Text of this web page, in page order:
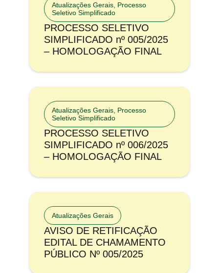
Atualizações Gerais Processo
Seletivo Simplificado
PROCESSO SELETIVO
SIMPLIFICADO nº 005/2025
– HOMOLOGAÇÃO FINAL
Atualizações Gerais Processo
Seletivo Simplificado
PROCESSO SELETIVO
SIMPLIFICADO nº 006/2025
– HOMOLOGAÇÃO FINAL
Atualizações Gerais
AVISO DE RETIFICAÇÃO
EDITAL DE CHAMAMENTO
PÚBLICO Nº 005/2025